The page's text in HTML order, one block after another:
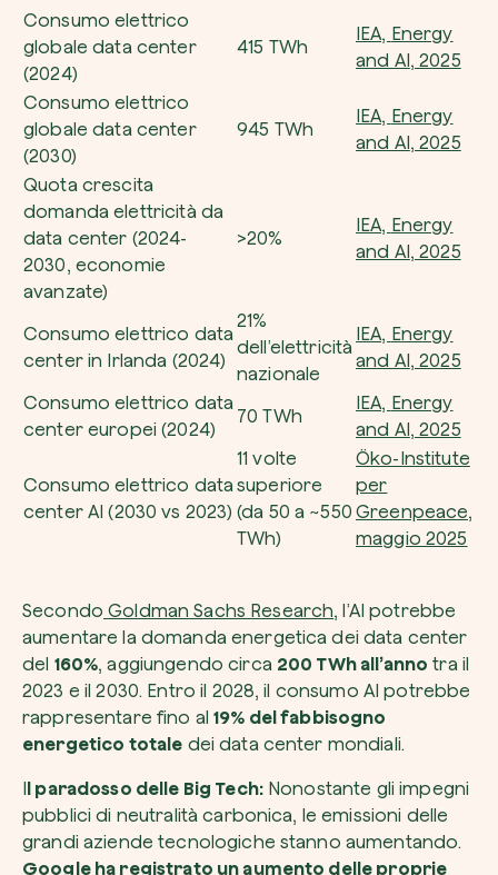
Consumo elettrico
globale data center
(2024)
415 TWh
IEA, Energy
and AI, 2025
Consumo elettrico
globale data center
(2030)
945 TWh
IEA, Energy
and AI, 2025
Quota crescita
domanda elettricità da
data center (2024-
2030, economie
avanzate)
>20%
IEA, Energy
and AI, 2025
Consumo elettrico data
center in Irlanda (2024)
21%
dell’elettricità
nazionale
IEA, Energy
and AI, 2025
Consumo elettrico data
center europei (2024)
70 TWh
IEA, Energy
and AI, 2025
Consumo elettrico data
center AI (2030 vs 2023)
11 volte
superiore
(da 50 a ~550
TWh)
Öko-Institute
per
Greenpeace,
maggio 2025
Secondo Goldman Sachs Research, l’AI potrebbe
aumentare la domanda energetica dei data center
del 160%, aggiungendo circa 200 TWh all’anno tra il
2023 e il 2030. Entro il 2028, il consumo AI potrebbe
rappresentare fino al19% del fabbisogno
energetico totale dei data center mondiali.
Il paradosso delle Big Tech:Nonostante gli impegni
pubblici di neutralità carbonica, le emissioni delle
grandi aziende tecnologiche stanno aumentando.
Google ha registrato un aumento delle proprie